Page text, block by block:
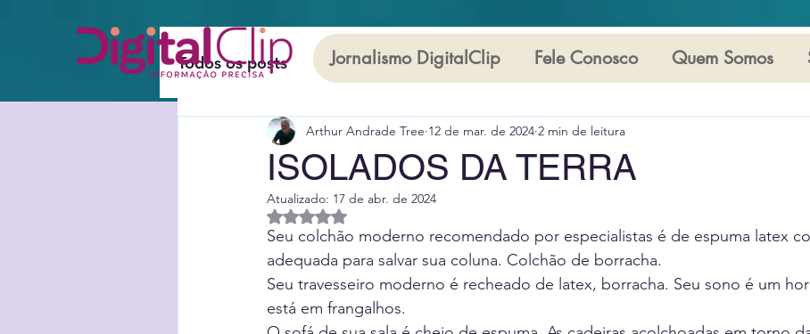
Jornalismo DigitalClip Fele Conosco Quem Somos
Todos os posts Saúde Você não pode deixar de ler clipping Últimas
Variedades Cultura Capa Leia Mais Coluna Arthur Tree
Lei Mais 2 Leia Mais 3
ISOLADOS DA TERRA
Arthur Andrade Tree 12 de mar. de 2024 2 min de leitura
Atualizado: 17 de abr. de 2024
Avaliado com NaN de 5 estrelas.
Seu colchão moderno recomendado por especialistas é de espuma latex
adequada para salvar sua coluna. Colchão de borracha.
Seu travesseiro moderno é recheado de latex, borracha. Seu sono é um
está em frangalhos.